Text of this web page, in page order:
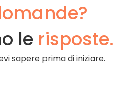
le risposte.
sapere prima di iniziare.